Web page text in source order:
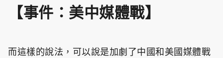
【事件：美中媒體戰】
而這樣的說法，可以說是加劇了中國和美國媒體戰